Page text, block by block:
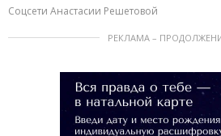
Соцсети Анастасии Решетовой
РЕКЛАМА –